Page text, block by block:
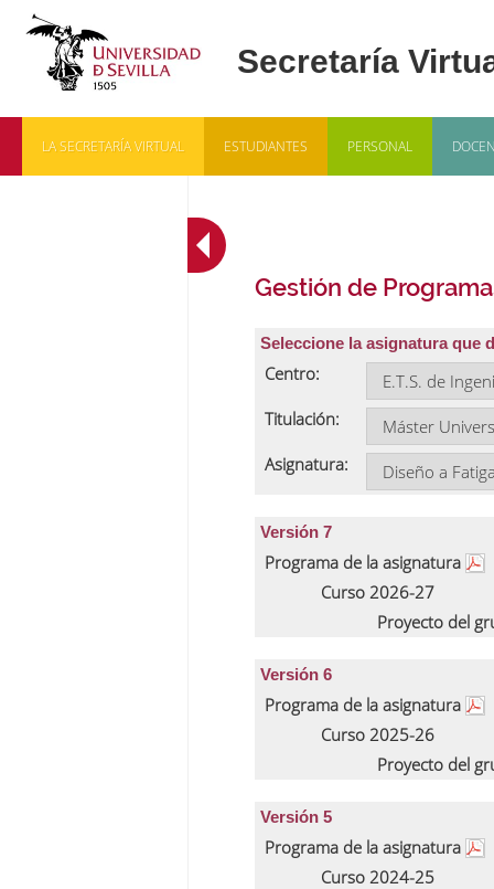
LA SECRETARÍA VIRTUAL ESTUDIANTES PERSONAL
Gestión de
Seleccione la asignatura que
Centro:
Titulación:
Asignatura:
Versión 7
Programa de la asignatura
Curso 2026-27
Proyecto del
Versión 6
Programa de la asignatura
Curso 2025-26
Proyecto del
Versión 5
Programa de la asignatura
Curso 2024-25